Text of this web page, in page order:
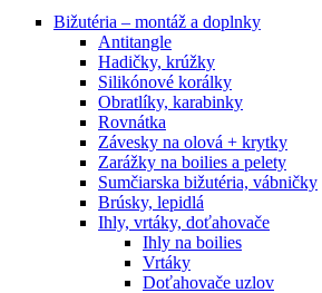
Bižutéria – montáž a doplnky
Antitangle
Hadičky, krúžky
Silikónové korálky
Obratlíky, karabinky
Rovnátka
Závesky na olová + krytky
Zarážky na boilies a pelety
Sumčiarska bižutéria, vábničky
Brúsky, lepidlá
Ihly, vrtáky, doťahovače
Ihly na boilies
Vrtáky
Doťahovače uzlov